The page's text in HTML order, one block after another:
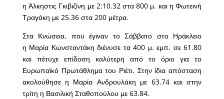
η Άλκηστις Γκιβιζίνη με 2:10.32 στα 800 μ. και η Φωτεινή
Τραγάκη με 25.36 στα 200 μέτρα.
Στα Κνώσεια, που έγιναν το Σάββατο στο Ηράκλειο
η Μαρία Κωνσταντάκη διένυσε τα 400 μ. εμπ. σε 61.80
και πέτυχε επίδοση καλύτερη από το όριο για το
Ευρωπαϊκό Πρωτάθλημα του Ριέτι. Στην ίδια απόσταση
ακολούθησε η Μαρία Ανδρουλάκη με 63.74 και στην
τρίτη η Βασιλική Σταθοπούλου με 63.84.